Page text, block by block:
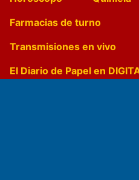
Farmacias de turno
Transmisiones en vivo
El Diario de Papel en